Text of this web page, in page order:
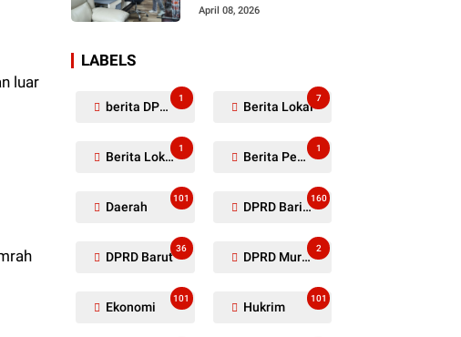
luar
Raya Mangkrak,
April 08, 2026
LABELS
berita DPRD Murung Raya
1
Berita Lokal
7
Berita Lokal Kabupaten Barito Utara
1
Berita Pemkab Murung Raya
1
Daerah
101
DPRD Barito Utara
160
DPRD Barut
36
DPRD Murung Raya
2
Ekonomi
101
Hukrim
101